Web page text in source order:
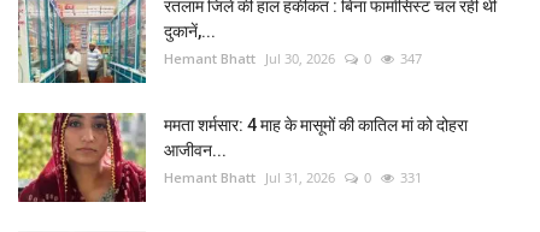
रतलाम जिले की हाल हकीकत : बिना फार्मासिस्ट चल रही थीं
दुकानें,...
Hemant Bhatt Jul 30, 2026 0 347
ममता शर्मसार: 4 माह के मासूमों की कातिल मां को दोहरा
आजीवन...
Hemant Bhatt Jul 31, 2026 0 331